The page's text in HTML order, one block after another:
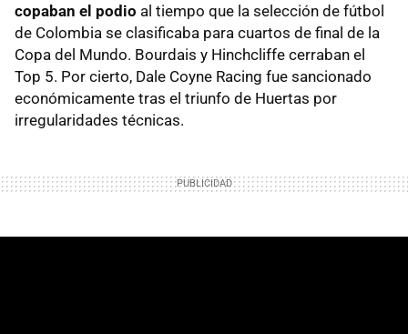
copaban el podio al tiempo que la selección de fútbol
de Colombia se clasificaba para cuartos de final de la
Copa del Mundo. Bourdais y Hinchcliffe cerraban el
Top 5. Por cierto, Dale Coyne Racing fue sancionado
económicamente tras el triunfo de Huertas por
irregularidades técnicas.